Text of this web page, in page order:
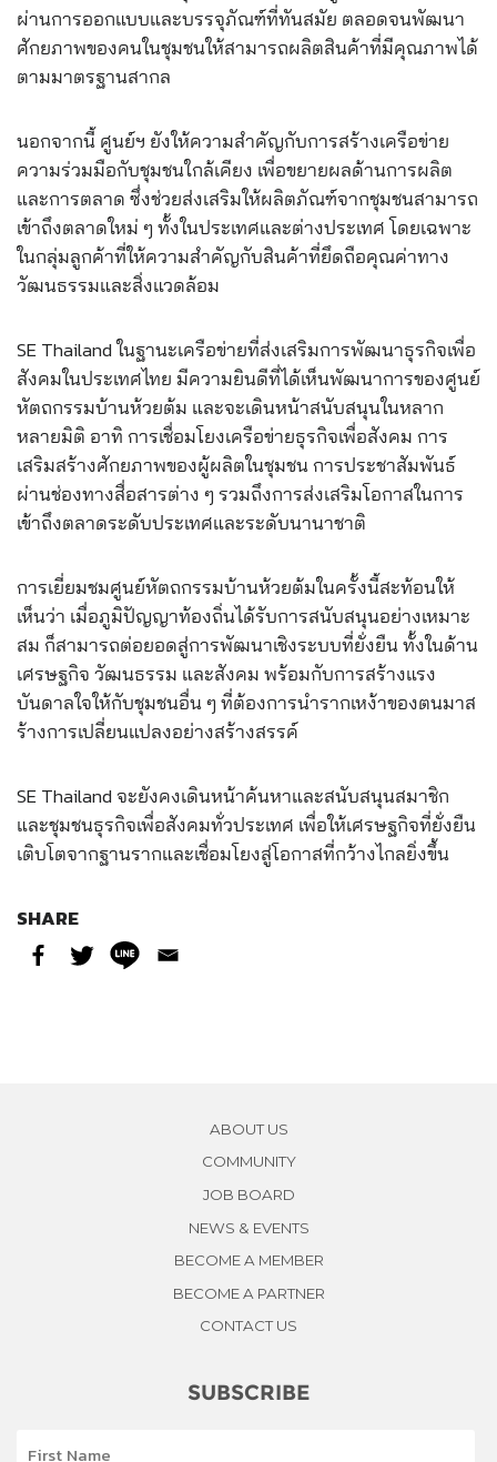
ผ่านการออกแบบและบรรจุภัณฑ์ที่ทันสมัย ตลอดจนพัฒนา
ศักยภาพของคนในชุมชนให้สามารถผลิตสินค้าที่มีคุณภาพได้
ตามมาตรฐานสากล
นอกจากนี้ ศูนย์ฯ ยังให้ความสำคัญกับการสร้างเครือข่าย
ความร่วมมือกับชุมชนใกล้เคียง เพื่อขยายผลด้านการผลิต
และการตลาด ซึ่งช่วยส่งเสริมให้ผลิตภัณฑ์จากชุมชนสามารถ
เข้าถึงตลาดใหม่ ๆ ทั้งในประเทศและต่างประเทศ โดยเฉพาะ
ในกลุ่มลูกค้าที่ให้ความสำคัญกับสินค้าที่ยึดถือคุณค่าทาง
วัฒนธรรมและสิ่งแวดล้อม
SE Thailand ในฐานะเครือข่ายที่ส่งเสริมการพัฒนาธุรกิจเพื่อ
สังคมในประเทศไทย มีความยินดีที่ได้เห็นพัฒนาการของศูนย์
หัตถกรรมบ้านห้วยต้ม และจะเดินหน้าสนับสนุนในหลาก
หลายมิติ อาทิ การเชื่อมโยงเครือข่ายธุรกิจเพื่อสังคม การ
เสริมสร้างศักยภาพของผู้ผลิตในชุมชน การประชาสัมพันธ์
ผ่านช่องทางสื่อสารต่าง ๆ รวมถึงการส่งเสริมโอกาสในการ
เข้าถึงตลาดระดับประเทศและระดับนานาชาติ
การเยี่ยมชมศูนย์หัตถกรรมบ้านห้วยต้มในครั้งนี้สะท้อนให้
เห็นว่า เมื่อภูมิปัญญาท้องถิ่นได้รับการสนับสนุนอย่างเหมาะ
สม ก็สามารถต่อยอดสู่การพัฒนาเชิงระบบที่ยั่งยืน ทั้งในด้าน
เศรษฐกิจ วัฒนธรรม และสังคม พร้อมกับการสร้างแรง
บันดาลใจให้กับชุมชนอื่น ๆ ที่ต้องการนำรากเหง้าของตนมาส
ร้างการเปลี่ยนแปลงอย่างสร้างสรรค์
SE Thailand จะยังคงเดินหน้าค้นหาและสนับสนุนสมาชิก
และชุมชนธุรกิจเพื่อสังคมทั่วประเทศ เพื่อให้เศรษฐกิจที่ยั่งยืน
เติบโตจากฐานรากและเชื่อมโยงสู่โอกาสที่กว้างไกลยิ่งขึ้น
SHARE
ABOUT US
COMMUNITY
JOB BOARD
NEWS & EVENTS
BECOME A MEMBER
BECOME A PARTNER
CONTACT US
SUBSCRIBE